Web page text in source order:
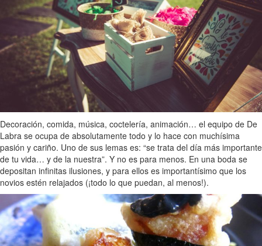
Decoración, comida, música, coctelería, animación… el equipo de De
Labra se ocupa de absolutamente todo y lo hace con muchísima
pasión y cariño. Uno de sus lemas es: “se trata del día más importante
de tu vida… y de la nuestra”. Y no es para menos. En una boda se
depositan infinitas ilusiones, y para ellos es importantísimo que los
novios estén relajados (¡todo lo que puedan, al menos!).